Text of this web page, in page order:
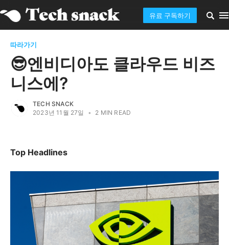
유료 구독하기
따라가기
😎엔비디아도 클라우드 비즈
니스에?
TECH SNACK
2023년 11월 27일
• 2 MIN READ
Top Headlines